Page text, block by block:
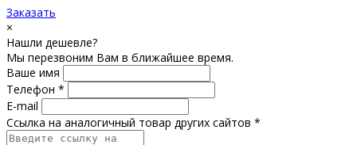
Заказать
×
Нашли дешевле?
Мы перезвоним Вам в ближайшее время.
Ваше имя
Телефон *
E-mail
Ссылка на аналогичный товар других сайтов *